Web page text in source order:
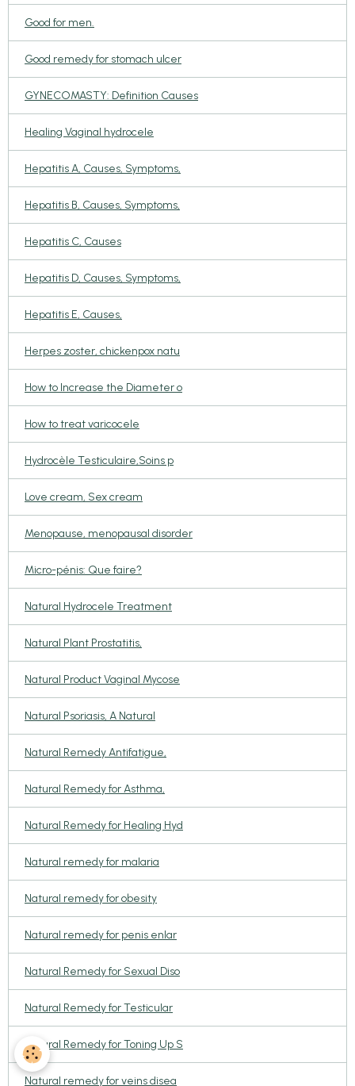
Good for men.
Good remedy for stomach ulcer
GYNECOMASTY: Definition Causes
Healing Vaginal hydrocele
Hepatitis A, Causes, Symptoms,
Hepatitis B, Causes, Symptoms,
Hepatitis C, Causes
Hepatitis D, Causes, Symptoms,
Hepatitis E, Causes,
Herpes zoster, chickenpox natu
How to Increase the Diameter o
How to treat varicocele
Hydrocèle Testiculaire,Soins p
Love cream, Sex cream
Menopause, menopausal disorder
Micro-pénis: Que faire?
Natural Hydrocele Treatment
Natural Plant Prostatitis,
Natural Product Vaginal Mycose
Natural Psoriasis, A Natural
Natural Remedy Antifatigue,
Natural Remedy for Asthma,
Natural Remedy for Healing Hyd
Natural remedy for malaria
Natural remedy for obesity
Natural remedy for penis enlar
Natural Remedy for Sexual Diso
Natural Remedy for Testicular
Natural Remedy for Toning Up S
Natural remedy for veins disea